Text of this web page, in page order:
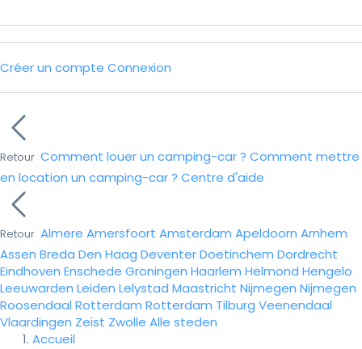
Créer un compte Connexion
Retour Comment louer un camping-car ? Comment mettre
en location un camping-car ? Centre d'aide
Retour Almere Amersfoort Amsterdam Apeldoorn Arnhem
Assen Breda Den Haag DeventerDoetinchem Dordrecht
Eindhoven Enschede Groningen Haarlem Helmond Hengelo
Leeuwarden Leiden Lelystad Maastricht Nijmegen Nijmegen
Roosendaal Rotterdam Rotterdam Tilburg Veenendaal
Vlaardingen Zeist Zwolle Alle steden
Accueil